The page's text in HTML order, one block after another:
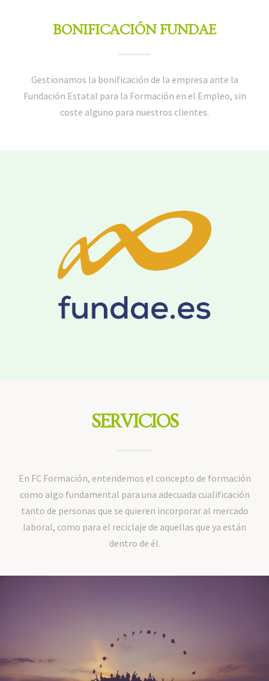
BONIFICACIÓN FUNDAE
Gestionamos la bonificación de la empresa ante la
Fundación Estatal para la Formación en el Empleo, sin
coste alguno para nuestros clientes.
SERVICIOS
En FC Formación, entendemos el concepto de formación
como algo fundamental para una adecuada cualificación
tanto de personas que se quieren incorporar al mercado
laboral, como para el reciclaje de aquellas que ya están
dentro de él.